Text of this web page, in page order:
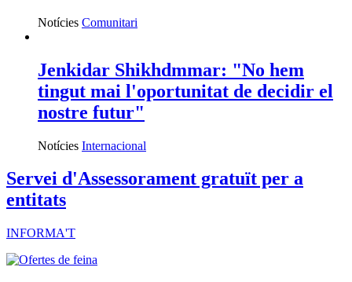
Notícies Comunitari
Jenkidar Shikhdmmar: "No hem
tingut mai l'oportunitat de decidir el
nostre futur"
Notícies Internacional
Servei d'Assessorament gratuït per a
entitats
INFORMA'T